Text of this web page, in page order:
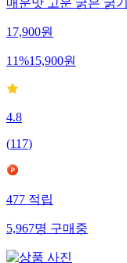
매운맛 고운 굵은 굵
17,900원
11%15,900원
4.8
(117)
477적립
5,967명구매중